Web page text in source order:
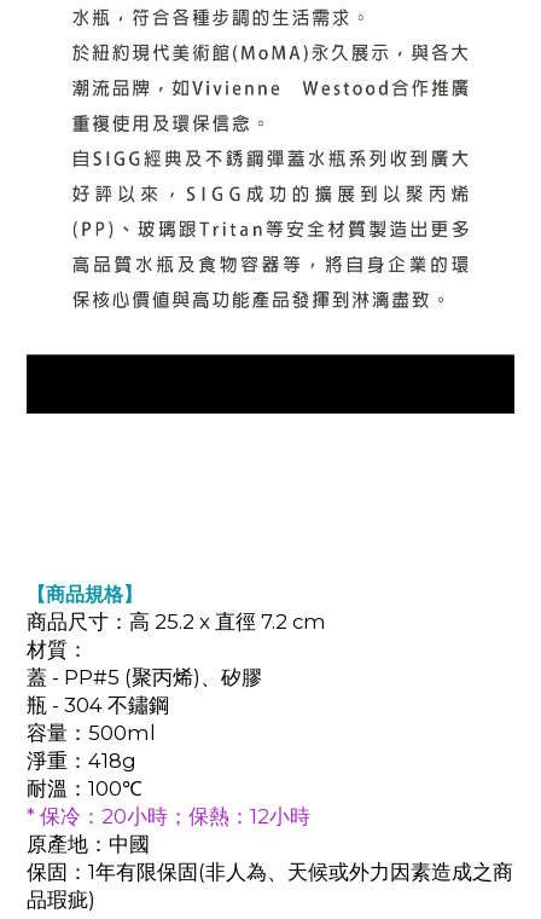
【商品規格】
商品尺寸：高 25.2 x 直徑 7.2 cm
材質：
蓋 - PP#5 (聚丙烯)、矽膠
瓶 - 304 不鏽鋼
容量：500ml
淨重：418g
耐溫：100℃
* 保冷：20小時；保熱：12小時
原產地：中國
保固：1年有限保固(非人為、天候或外力因素造成之商
品瑕疵)